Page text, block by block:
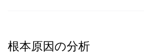
根本原因の分析